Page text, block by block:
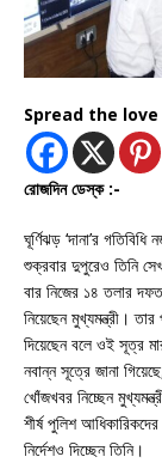
Spread the love
রোজদিন ডেস্ক :-
ঘূর্ণিঝড় ‘দানা’র
শুক্রবার দুপুরেও তিনি
বার নিজের ১৪ তলার
নিয়েছেন মুখ্যমন্ত্রী।
দিয়েছেন বলে ওই সূত্র
নবান্ন সূত্রে জানা
খোঁজখবর নিচ্ছেন
শীর্ষ পুলিশ
নির্দেশও দিচ্ছেন তিনি।